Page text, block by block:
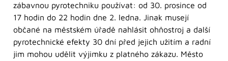
zábavnou pyrotechniku používat: od 30. prosince od
17 hodin do 22 hodin dne 2. ledna. Jinak musejí
občané na městském úřadě nahlásit ohňostroj a další
pyrotechnické efekty 30 dní před jejich užitím a radní
jim mohou udělit výjimku z platného zákazu. Město